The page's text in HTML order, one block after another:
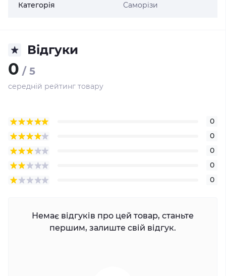
Категорія Саморізи
Відгуки
0 / 5
середній рейтинг товару
0
0
0
0
0
Немає відгуків про цей товар, станьте
першим, залиште свій відгук.